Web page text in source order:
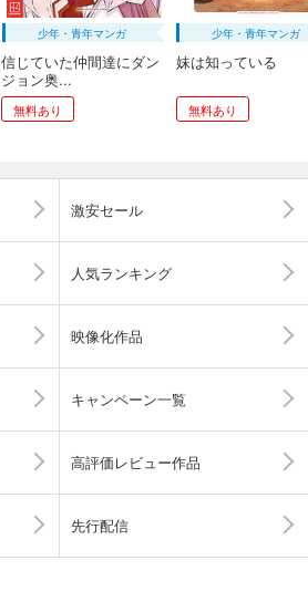
少年・青年マンガ
信じていた仲間達にダン
ジョン奥...
無料あり
少年・青年マンガ
妹は知っている
無料あり
激安セール
人気ランキング
映像化作品
キャンペーン一覧
高評価レビュー作品
先行配信